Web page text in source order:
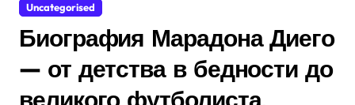
Uncategorised
Биография Марадона Диего
— от детства в бедности до